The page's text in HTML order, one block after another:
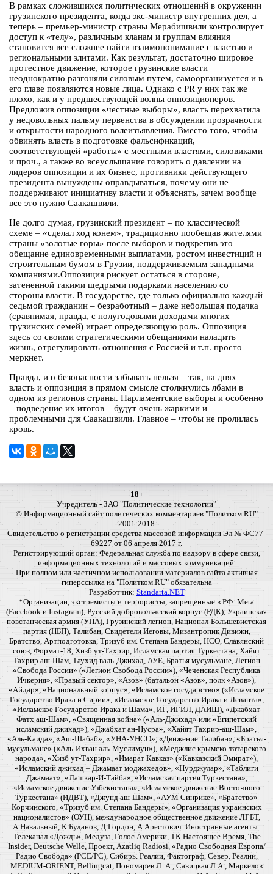
В рамках сложившихся политических отношений в окружении
грузинского президента, когда экс-министр внутренних дел, а
теперь – премьер-министр страны Мерабишвили контролирует
доступ к «телу», различным кланам и группам влияния
становится все сложнее найти взаимопонимание с властью и
региональными элитами. Как результат, достаточно широкое
протестное движение, которое грузинские власти
неоднократно разгоняли силовым путем, самоорганизуется и в
его главе появляются новые лица. Однако с PR у них так же
плохо, как и у предшествующей волны оппозиционеров.
Предложив оппозиции «честные выборы», власть перехватила
у недовольных пальму первенства в обсуждении прозрачности
и открытости народного волеизъявления. Вместо того, чтобы
обвинять власть в подготовке фальсификаций,
соответствующей «работы» с местными властями, силовиками
и проч., а также во всеуслышание говорить о давлении на
лидеров оппозиции и их бизнес, противники действующего
президента вынуждены оправдываться, почему они не
поддерживают инициативу власти и объяснять, зачем вообще
все это нужно Саакашвили.
Не долго думая, грузинский президент – по классической
схеме – «сделал ход конем», традиционно пообещав жителями
страны «золотые горы» после выборов и подкрепив это
обещание единовременными выплатами, ростом инвестиций и
строительным бумом в Грузии, поддерживаемым западными
компаниями.Оппозиция рискует остаться в стороне,
затененной такими щедрыми подарками населению со
стороны власти. В государстве, где только официально каждый
седьмой гражданин – безработный – даже небольшая подачка
(сравнимая, правда, с полугодовыми доходами многих
грузинских семей) играет определяющую роль. Оппозиция
здесь со своими стратегическими обещаниями наладить
жизнь, отрегулировать отношения с Россией и т.п. просто
меркнет.
Правда, и о безопасности забывать нельзя – так, на днях
власть и оппозиция в прямом смысле столкнулись лбами в
одном из регионов страны. Парламентские выборы и особенно
– подведение их итогов – будут очень жаркими и
проблемными для Саакашвили. Главное – чтобы не пролилась
кровь.
18+
Учредитель - ЗАО "Политические технологии"
© Информационный сайт политических комментариев "Политком.RU"
2001-2018
Свидетельство о регистрации средства массовой информации Эл № ФС77-
69227 от 06 апреля 2017 г.
Регистрирующий орган: Федеральная служба по надзору в сфере связи,
информационных технологий и массовых коммуникаций.
При полном или частичном использовании материалов сайта активная
гиперссылка на "Политком.RU" обязательна
Разработчик: Standarta.NET
*Организации, экстремисты и террористы, запрещенные в РФ: Meta
(Facebook и Instagram), Русский добровольческий корпус (РДК), Украинская
повстанческая армия (УПА), Грузинский легион, Национал-Большевистская
партия (НБП), Талибан, Свидетели Иеговы, Мизантропик Дивижн,
Братство, Артподготовка, Тризуб им. Степана Бандеры, НСО, Славянский
союз, Формат-18, Хизб ут-Тахрир, Исламская партия Туркестана, Хайят
Тахрир аш-Шам, Таухид валь-Джихад, АУЕ, Братья мусульмане, Легион
«Свобода России» («Легион Свобода России»), «Чеченская Республика
Ичкерия», «Правый сектор», «Азов» (батальон «Азов», полк «Азов»),
«Айдар», «Национальный корпус», «Исламское государство» («Исламское
Государство Ирака и Сирии», «Исламское Государство Ирака и Леванта»,
«Исламское Государство Ирака и Шама», ИГ, ИГИЛ, ДАИШ), «Джабхат
Фатх аш-Шам», «Священная война» («Аль-Джихад» или «Египетский
исламский джихад»), «Джабхат ан-Нусра», «Хайят Тахрир-аш-Шам»,
«Аль-Каида», «Аш-Шабаб», «УНА-УНСО», «Движение Талибан», «Братья-
мусульмане» («Аль-Ихван аль-Муслимун»), «Меджлис крымско-татарского
народа», «Хизб ут-Тахрир», «Имарат Кавказ» («Кавказский Эмират»),
«Исламский джихад – Джамаат моджахедов», «Нурджулар», «Таблиги
Джамаат», «Лашкар-И-Тайба», «Исламская партия Туркестана»,
«Исламское движение Узбекистана», «Исламское движение Восточного
Туркестана» (ИДВТ), «Джунд аш-Шам», «АУМ Синрике», «Братство»
Корчинского, «Тризуб им. Степана Бандеры», «Организация украинских
националистов» (ОУН), международное общественное движение ЛГБТ,
А.Навальный, К.Буданов, Д.Гордон, А.Арестович. Иностранные агенты:
Телеканал «Дождь», Медуза, Голос Америки, ТК Настоящее Время, The
Insider, Deutsche Welle, Проект, Azatliq Radiosi, «Радио Свободная Европа/
Радио Свобода» (PCE/PC), Сибирь. Реалии, Фактограф, Север. Реалии,
MEDIUM-ORIENT, Bellingcat, Пономарев Л. А., Савицкая Л.А., Маркелов